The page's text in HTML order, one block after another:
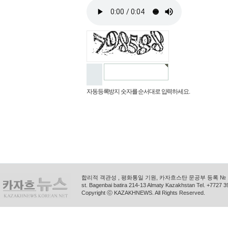
자동등록방지 숫자를 순서대로 입력하세요.
합리적 객관성 , 평화통일 기원, 카자흐스탄 문공부 등록
st. Bagenbai batira 214-13 Almaty Kazakhstan Tel. +7727
Copyright ⓒ KAZAKHNEWS. All Rights Reserved.